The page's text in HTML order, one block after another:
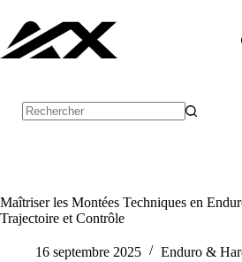
contenu
Maîtriser les Montées Techniques en
Trajectoire et Contrôle
16 septembre 2025 Enduro &